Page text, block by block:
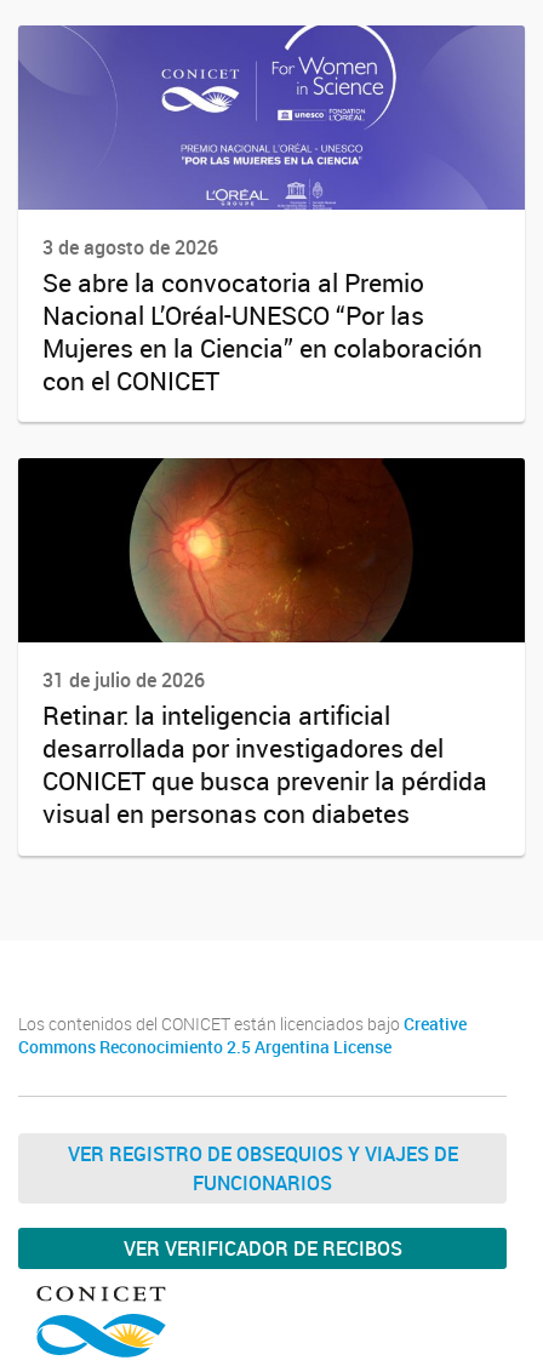
3 de agosto de 2026
Se abre la convocatoria al Premio
Nacional L’Oréal-UNESCO “Por las
Mujeres en la Ciencia” en colaboración
con el CONICET
31 de julio de 2026
Retinar: la inteligencia artificial
desarrollada por investigadores del
CONICET que busca prevenir la pérdida
visual en personas con diabetes
Los contenidos del CONICET están licenciados bajo Creative
Commons Reconocimiento 2.5 Argentina License
VER REGISTRO DE OBSEQUIOS Y VIAJES DE
FUNCIONARIOS
VER VERIFICADOR DE RECIBOS